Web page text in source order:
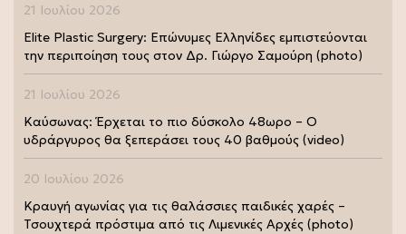
21 Ιουλίου 2026
Elite Plastic Surgery: Επώνυμες Ελληνίδες εμπιστεύονται
την περιποίηση τους στον Δρ. Γιώργο Σαμούρη (photo)
21 Ιουλίου 2026
Καύσωνας: Έρχεται το πιο δύσκολο 48ωρο – Ο
υδράργυρος θα ξεπεράσει τους 40 βαθμούς (video)
20 Ιουλίου 2026
Κραυγή αγωνίας για τις θαλάσσιες παιδικές χαρές –
Τσουχτερά πρόστιμα από τις Λιμενικές Αρχές (photo)